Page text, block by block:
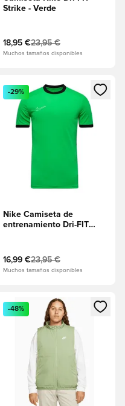
Strike - Verde
18,95 €23,95 €
Muchos tamaños disponibles
o registrarse como
Abre un modal para iniciar
-29%
Nike Camiseta de
entrenamiento Dri-FIT
16,99 €23,95 €
Muchos tamaños disponibles
o registrarse como
Abre un modal para iniciar
-48%